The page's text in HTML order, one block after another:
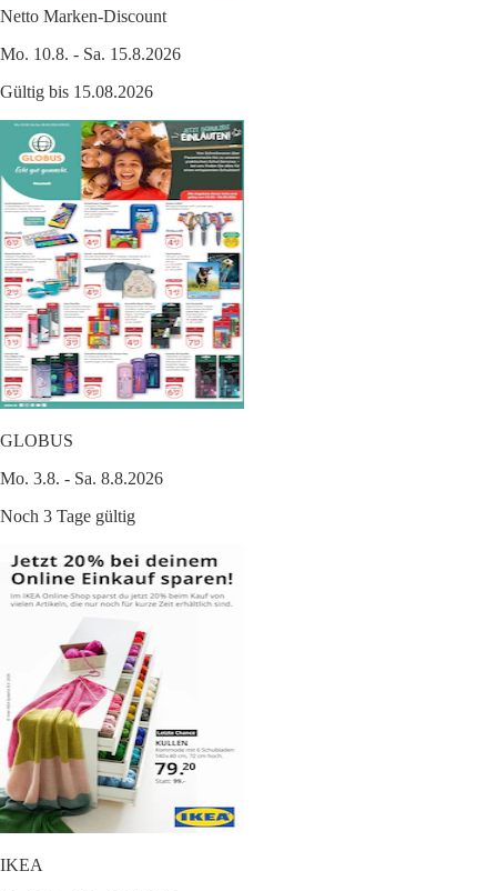
Netto Marken-Discount
Mo. 10.8. - Sa. 15.8.2026
Gültig bis 15.08.2026
GLOBUS
Mo. 3.8. - Sa. 8.8.2026
Noch 3 Tage gültig
IKEA